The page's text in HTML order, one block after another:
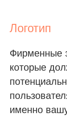
Логотип
Фирменные
которые
именно